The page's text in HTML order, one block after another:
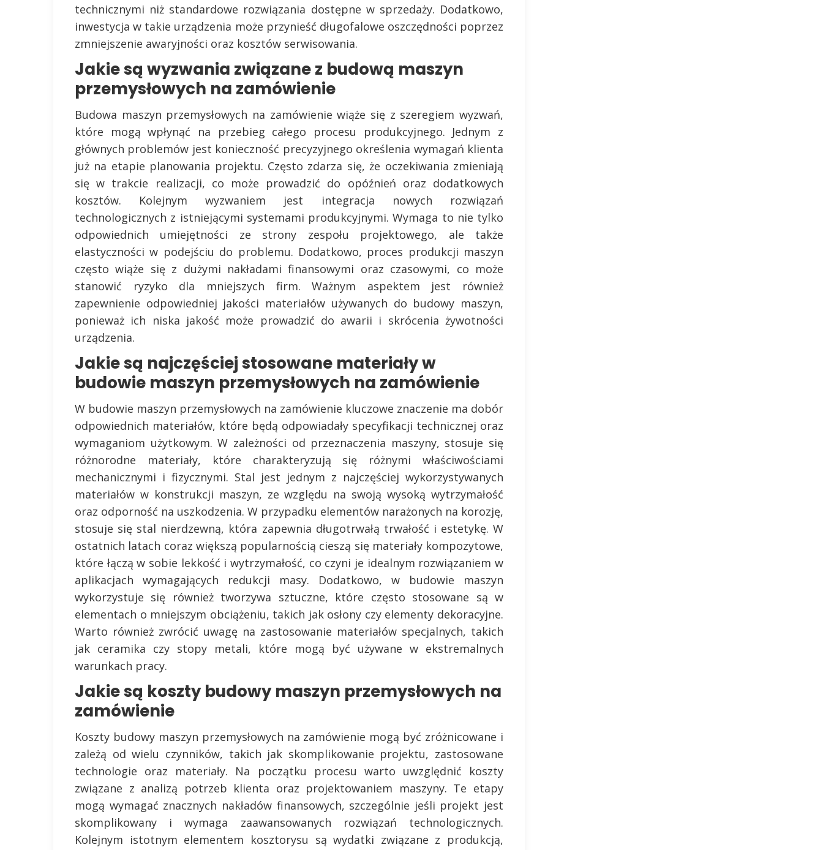
technicznymi niż standardowe rozwiązania dostępne w sprzedaży. Dodatkowo,
inwestycja w takie urządzenia może przynieść długofalowe oszczędności poprzez
zmniejszenie awaryjności oraz kosztów serwisowania.
Jakie są wyzwania związane z budową maszyn
przemysłowych na zamówienie
Budowa maszyn przemysłowych na zamówienie wiąże się z szeregiem wyzwań,
które mogą wpłynąć na przebieg całego procesu produkcyjnego. Jednym z
głównych problemów jest konieczność precyzyjnego określenia wymagań klienta
już na etapie planowania projektu. Często zdarza się, że oczekiwania zmieniają
się w trakcie realizacji, co może prowadzić do opóźnień oraz dodatkowych
kosztów. Kolejnym wyzwaniem jest integracja nowych rozwiązań
technologicznych z istniejącymi systemami produkcyjnymi. Wymaga to nie tylko
odpowiednich umiejętności ze strony zespołu projektowego, ale także
elastyczności w podejściu do problemu. Dodatkowo, proces produkcji maszyn
często wiąże się z dużymi nakładami finansowymi oraz czasowymi, co może
stanowić ryzyko dla mniejszych firm. Ważnym aspektem jest również
zapewnienie odpowiedniej jakości materiałów używanych do budowy maszyn,
ponieważ ich niska jakość może prowadzić do awarii i skrócenia żywotności
urządzenia.
Jakie są najczęściej stosowane materiały w
budowie maszyn przemysłowych na zamówienie
W budowie maszyn przemysłowych na zamówienie kluczowe znaczenie ma dobór
odpowiednich materiałów, które będą odpowiadały specyfikacji technicznej oraz
wymaganiom użytkowym. W zależności od przeznaczenia maszyny, stosuje się
różnorodne materiały, które charakteryzują się różnymi właściwościami
mechanicznymi i fizycznymi. Stal jest jednym z najczęściej wykorzystywanych
materiałów w konstrukcji maszyn, ze względu na swoją wysoką wytrzymałość
oraz odporność na uszkodzenia. W przypadku elementów narażonych na korozję,
stosuje się stal nierdzewną, która zapewnia długotrwałą trwałość i estetykę. W
ostatnich latach coraz większą popularnością cieszą się materiały kompozytowe,
które łączą w sobie lekkość i wytrzymałość, co czyni je idealnym rozwiązaniem w
aplikacjach wymagających redukcji masy. Dodatkowo, w budowie maszyn
wykorzystuje się również tworzywa sztuczne, które często stosowane są w
elementach o mniejszym obciążeniu, takich jak osłony czy elementy dekoracyjne.
Warto również zwrócić uwagę na zastosowanie materiałów specjalnych, takich
jak ceramika czy stopy metali, które mogą być używane w ekstremalnych
warunkach pracy.
Jakie są koszty budowy maszyn przemysłowych na
zamówienie
Koszty budowy maszyn przemysłowych na zamówienie mogą być zróżnicowane i
zależą od wielu czynników, takich jak skomplikowanie projektu, zastosowane
technologie oraz materiały. Na początku procesu warto uwzględnić koszty
związane z analizą potrzeb klienta oraz projektowaniem maszyny. Te etapy
mogą wymagać znacznych nakładów finansowych, szczególnie jeśli projekt jest
skomplikowany i wymaga zaawansowanych rozwiązań technologicznych.
Kolejnym istotnym elementem kosztorysu są wydatki związane z produkcją,